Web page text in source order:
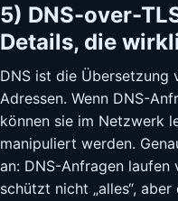
5) DNS-over-
Details, die
DNS ist die Übersetzung
Adressen. Wenn DNS-
können sie im Netzwerk
manipuliert werden.
an: DNS-Anfragen laufen
schützt nicht „alles“,